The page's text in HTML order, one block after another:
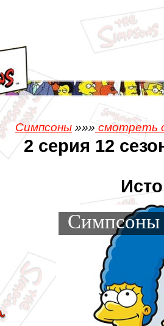
Симпсоны »»» смотреть
2 серия 12
Симпсоны